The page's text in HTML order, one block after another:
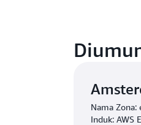
Nama Zona:
Induk: AWS